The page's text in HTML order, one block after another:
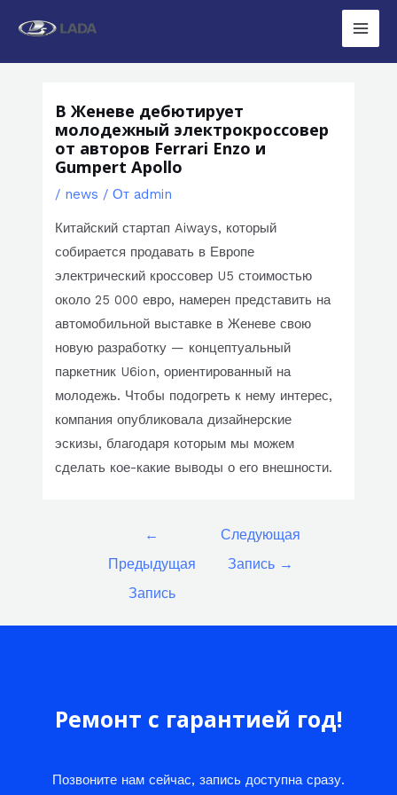
Main
В Женеве дебютирует
молодежный электрокроссовер
от авторов Ferrari Enzo и
Gumpert Apollo
/ news / От admin
Китайский стартап Aiways, который
собирается продавать в Европе
электрический кроссовер U5 стоимостью
около 25 000 евро, намерен представить на
автомобильной выставке в Женеве свою
новую разработку — концептуальный
паркетник U6ion, ориентированный на
молодежь. Чтобы подогреть к нему интерес,
компания опубликовала дизайнерские
эскизы, благодаря которым мы можем
сделать кое-какие выводы о его внешности.
←
Предыдущая
Запись
Следующая
Запись →
Ремонт с гарантией год!
Позвоните нам сейчас, запись доступна сразу.